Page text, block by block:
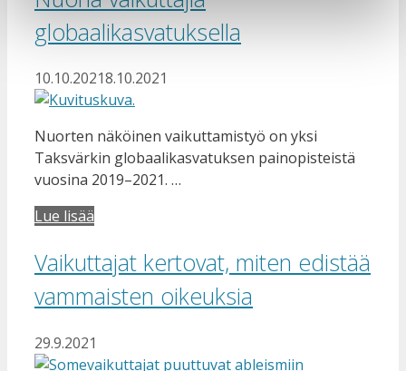
globaalikasvatuksella
10.10.20218.10.2021
Nuorten näköinen vaikuttamistyö on yksi
Taksvärkin globaalikasvatuksen painopisteistä
vuosina 2019–2021. …
Lue lisää
Vaikuttajat kertovat, miten edistää
vammaisten oikeuksia
29.9.2021